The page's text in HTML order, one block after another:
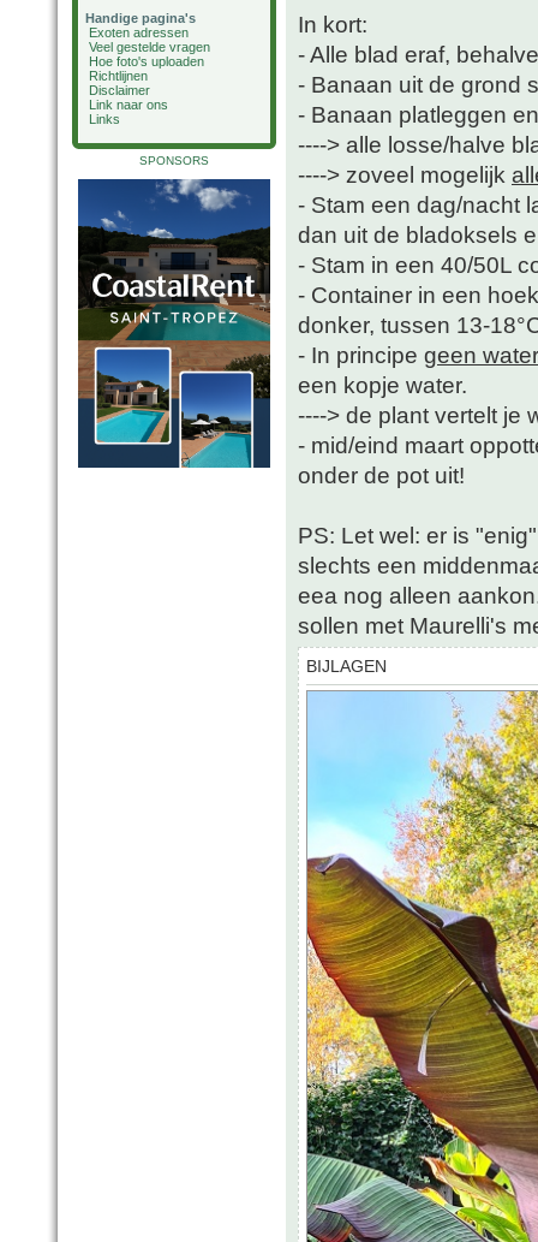
Handige pagina's
Exoten adressen
Veel gestelde vragen
Hoe foto's uploaden
Richtlijnen
Disclaimer
Link naar ons
Links
SPONSORS
In kort:
- Alle blad eraf,
- Banaan uit de grond
- Banaan platleggen
----> alle losse/halve
----> zoveel mogelijk
- Stam een dag/nacht
dan uit de bladoksels
- Stam in een 40/50L
- Container in een
donker, tussen 13-
- In principe geen
een kopje water.
----> de plant vertelt je
- mid/eind maart
onder de pot uit!
PS: Let wel: er is
slechts een
eea nog alleen
sollen met Maurelli's
BIJLAGEN